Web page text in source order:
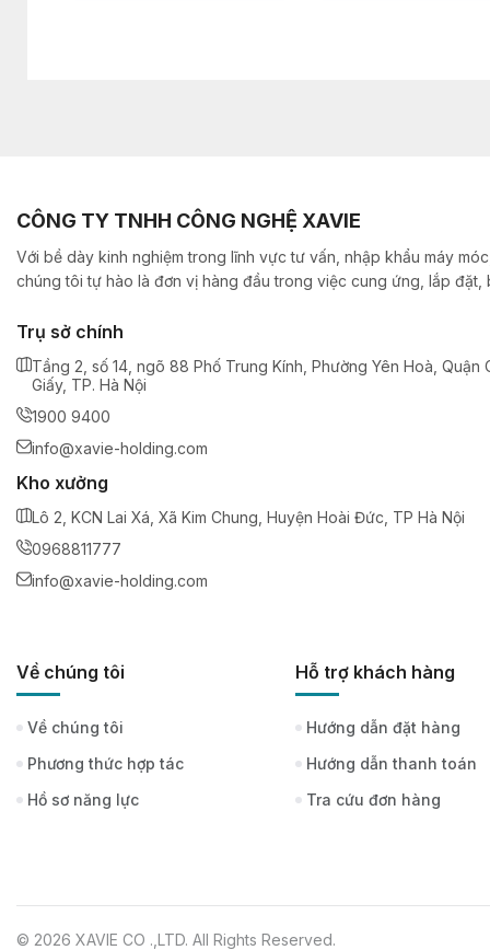
CÔNG TY TNHH CÔNG NGHỆ XAVIE
Với bề dày kinh nghiệm trong lĩnh vực tư vấn, nhập khẩu máy
chúng tôi tự hào là đơn vị hàng đầu trong việc cung ứng, lắp đặt,
Trụ sở chính
Tầng 2, số 14, ngõ 88 Phố Trung Kính, Phường Yên Hoà, Quận
Giấy, TP. Hà Nội
1900 9400
info@xavie-holding.com
Kho xưởng
Lô 2, KCN Lai Xá, Xã Kim Chung, Huyện Hoài Đức, TP Hà Nội
0968811777
info@xavie-holding.com
Về chúng tôi
Về chúng tôi
Phương thức hợp tác
Hồ sơ năng lực
Hỗ trợ khách hàng
Hướng dẫn đặt hàng
Hướng dẫn thanh toán
Tra cứu đơn hàng
© 2026 XAVIE CO .,LTD. All Rights Reserved.